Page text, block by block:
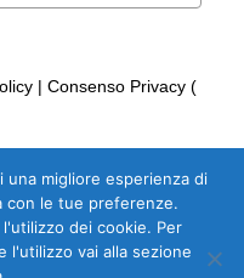
| Consenso Privacy (
Gratuita per
Gorizia
migliore esperienza di
con le tue preferenze.
dei cookie. Per
l'utilizzo vai alla sezione